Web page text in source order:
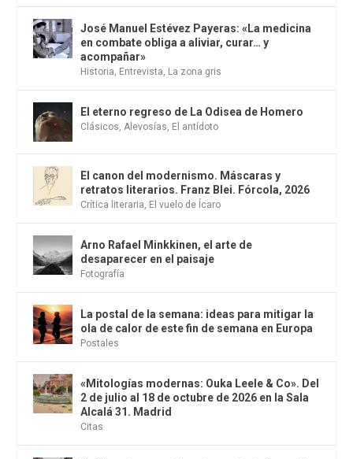
José Manuel Estévez Payeras: «La medicina
en combate obliga a aliviar, curar… y
acompañar»
Historia, Entrevista, La zona gris
El eterno regreso de La Odisea de Homero
Clásicos,Alevosías, El antídoto
El canon del modernismo. Máscaras y
retratos literarios. Franz Blei. Fórcola, 2026
Crítica literaria, El vuelo de Ícaro
Arno Rafael Minkkinen, el arte de
desaparecer en el paisaje
Fotografía
La postal de la semana: ideas para mitigar la
ola de calor de este fin de semana en Europa
Postales
«Mitologías modernas: Ouka Leele & Co». Del
2 de julio al 18 de octubre de 2026 en la Sala
Alcalá 31. Madrid
Citas